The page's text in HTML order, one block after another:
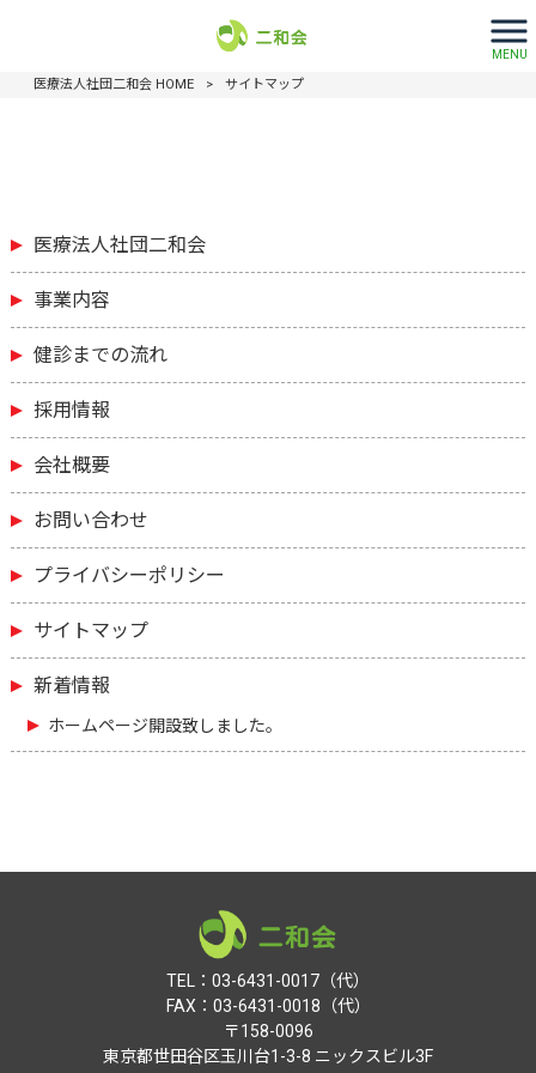
MENU
サイトマップ
医療法人社団二和会 HOME > サイトマップ
医療法人社団二和会
事業内容
健診までの流れ
採用情報
会社概要
お問い合わせ
プライバシーポリシー
サイトマップ
新着情報
ホームページ開設致しました。
TEL：03-6431-0017（代）
FAX：03-6431-0018（代）
〒158-0096
東京都世田谷区玉川台1-3-8 ニックスビル3F